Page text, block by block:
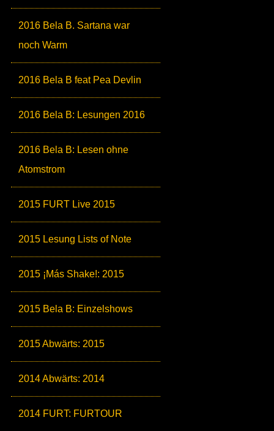
2016 Bela B. Sartana war
noch Warm
2016 Bela B feat Pea Devlin
2016 Bela B: Lesungen 2016
2016 Bela B: Lesen ohne
Atomstrom
2015 FURT Live 2015
2015 Lesung Lists of Note
2015 ¡Más Shake!: 2015
2015 Bela B: Einzelshows
2015 Abwärts: 2015
2014 Abwärts: 2014
2014 FURT: FURTOUR